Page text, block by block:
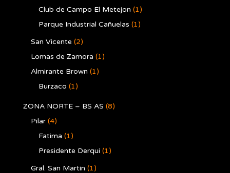
Club de Campo El Metejon (1)
Parque Industrial Cañuelas (1)
San Vicente (2)
Lomas de Zamora (1)
Almirante Brown (1)
Burzaco (1)
ZONA NORTE – BS AS (8)
Pilar (4)
Fatima (1)
Presidente Derqui (1)
Gral. San Martin (1)